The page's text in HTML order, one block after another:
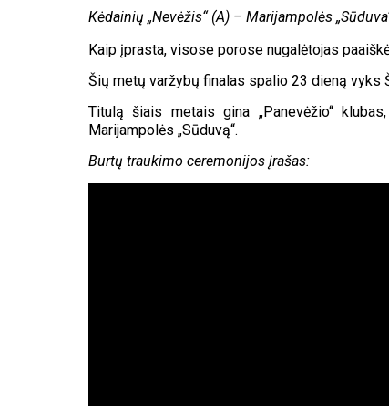
Kėdainių „Nevėžis“ (A) – Marijampolės
Kaip įprasta, visose porose nugalėtojas
Šių metų varžybų finalas spalio 23 dieną vyks
Titulą šiais metais gina „Panevėžio“
Marijampolės „Sūduvą“.
Burtų traukimo ceremonijos įrašas: